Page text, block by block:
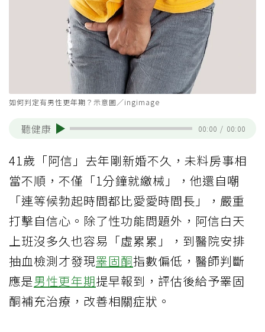
如何判定有男性更年期？示意圖／ingimage
聽健康 00:00 / 00:00
41歲「阿信」去年剛新婚不久，未料房事相
當不順，不僅「1分鐘就繳械」，他還自嘲
「連等候勃起時間都比愛愛時間長」，嚴重
打擊自信心。除了性功能問題外，阿信白天
上班沒多久也容易「虛累累」，到醫院安排
抽血檢測才發現睪固酮指數偏低，醫師判斷
應是男性更年期提早報到，評估後給予睪固
酮補充治療，改善相關症狀。